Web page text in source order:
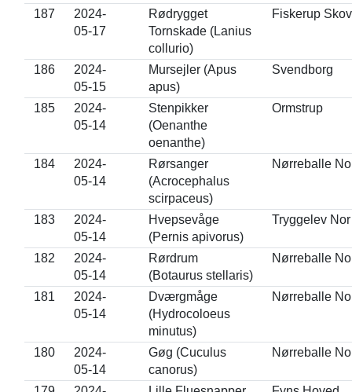
187
2024-
05-17
Rødrygget
Tornskade (Lanius
collurio)
Fiskerup Skov
186
2024-
05-15
Mursejler (Apus
apus)
Svendborg
185
2024-
05-14
Stenpikker
(Oenanthe
oenanthe)
Ormstrup
184
2024-
05-14
Rørsanger
(Acrocephalus
scirpaceus)
Nørreballe
183
2024-
05-14
Hvepsevåge
(Pernis apivorus)
Tryggelev Nor
182
2024-
05-14
Rørdrum
(Botaurus stellaris)
Nørreballe
181
2024-
05-14
Dværgmåge
(Hydrocoloeus
minutus)
Nørreballe
180
2024-
05-14
Gøg (Cuculus
canorus)
Nørreballe